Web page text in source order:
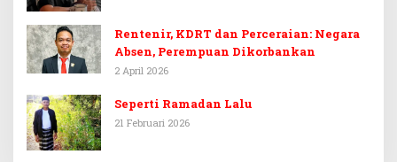
Rentenir, KDRT dan Perceraian: Negara
Absen, Perempuan Dikorbankan
2 April 2026
Seperti Ramadan Lalu
21 Februari 2026